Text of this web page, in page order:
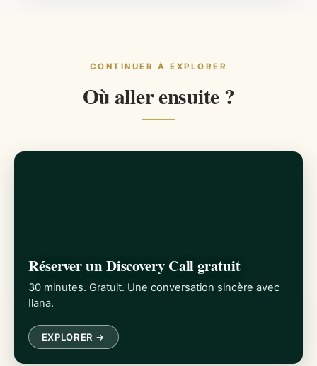
CONTINUER À EXPLORER
Où aller ensuite ?
Réserver un Discovery Call gratuit
30 minutes. Gratuit. Une conversation sincère avec
Ilana.
EXPLORER →